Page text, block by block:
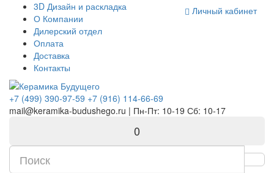
Комплектующие для компьютера
3D Дизайн и раскладка
О Компании
Дилерский отдел
Оплата
Доставка
Контакты
Личный кабинет
+7 (499) 390-97-59 +7 (916) 114-66-69
mail@keramika-budushego.ru | Пн-Пт: 10-19 Сб: 10-17
0